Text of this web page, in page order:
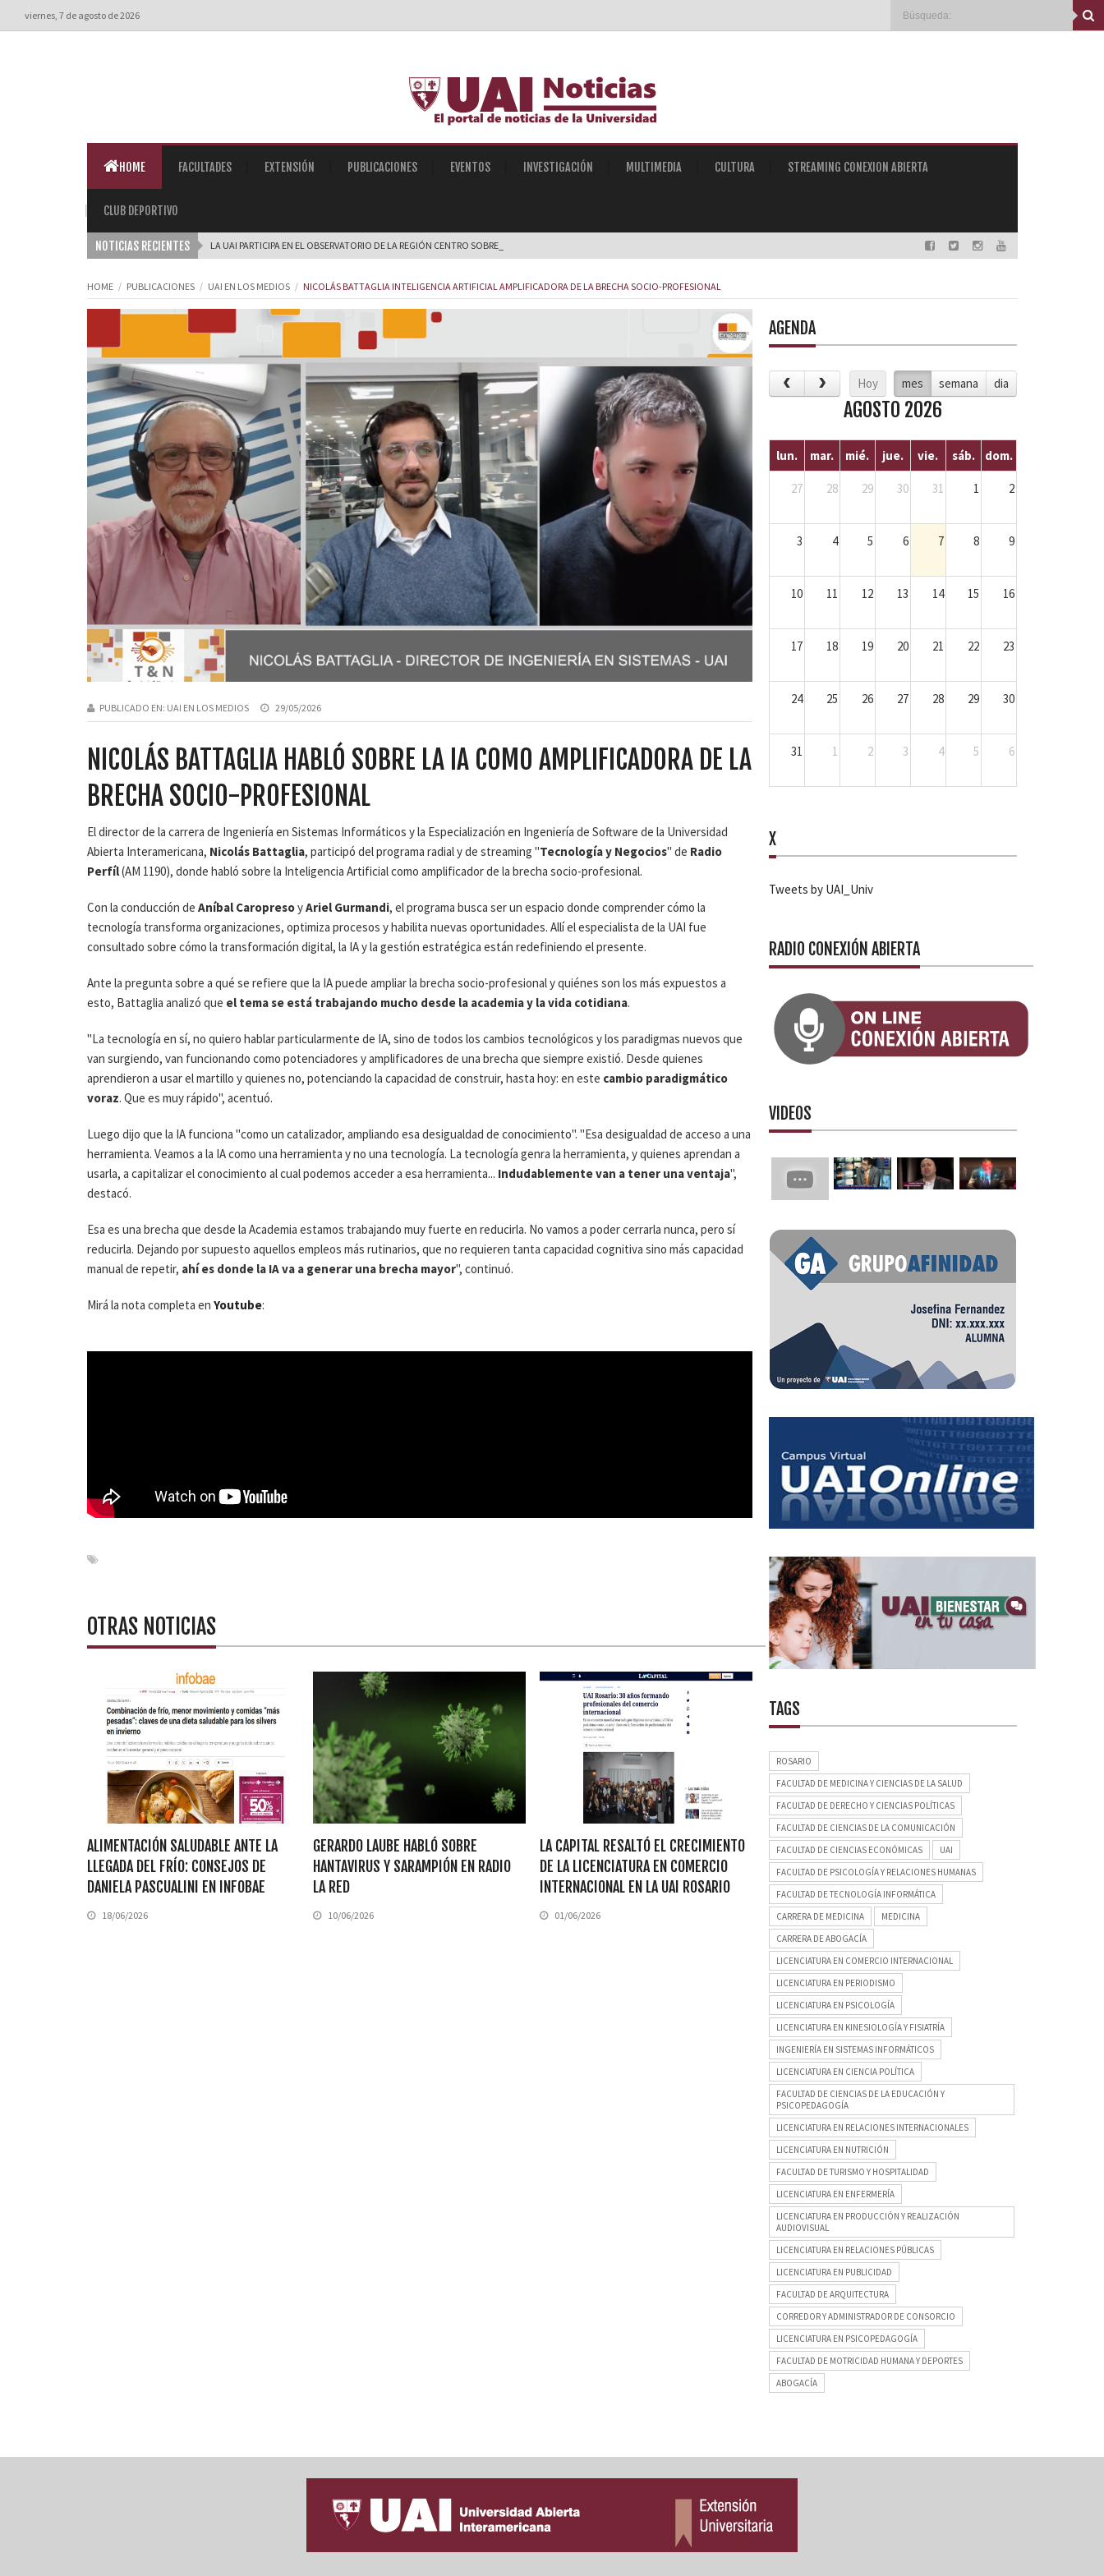
viernes, 7 de agosto de 2026
HOME FACULTADES EXTENSIÓN PUBLICACIONES EVENTOS INVESTIGACIÓN MULTIMEDIA CULTURA STREAMING CONEXION ABIERTA
CLUB DEPORTIVO
NOTICIAS RECIENTES LA UAI PARTICIPA EN EL OBSERVATORIO DE LA REGIÓN CENTRO SOBRE INTELIGENC |
HOME PUBLICACIONES UAI EN LOS MEDIOS NICOLÁS BATTAGLIA INTELIGENCIA ARTIFICIAL AMPLIFICADORA DE LA BRECHA SOCIO-PROFESIONAL
PUBLICADO EN: UAI EN LOS MEDIOS 29/05/2026
NICOLÁS BATTAGLIA HABLÓ SOBRE LA IA COMO AMPLIFICADORA DE LA
BRECHA SOCIO-PROFESIONAL
El director de la carrera de Ingeniería en Sistemas Informáticos y la Especialización en Ingeniería de Software de la Universidad
Abierta Interamericana, Nicolás Battaglia, participó del programa radial y de streaming "Tecnología y Negocios" de Radio
Perfíl(AM 1190), donde habló sobre la Inteligencia Artificial como amplificador de la brecha socio-profesional.
Con la conducción de Aníbal CaropresoyAriel Gurmandi, el programa busca ser un espacio donde comprender cómo la
tecnología transforma organizaciones, optimiza procesos y habilita nuevas oportunidades. Allí el especialista de la UAI fue
consultado sobre cómo la transformación digital, la IA y la gestión estratégica están redefiniendo el presente.
Ante la pregunta sobre a qué se refiere que la IA puede ampliar la brecha socio-profesional y quiénes son los más expuestos a
esto, Battaglia analizó que el tema se está trabajando mucho desde la academia y la vida cotidiana.
"La tecnología en sí, no quiero hablar particularmente de IA, sino de todos los cambios tecnológicos y los paradigmas nuevos que
van surgiendo, van funcionando como potenciadores y amplificadores de una brecha que siempre existió. Desde quienes
aprendieron a usar el martillo y quienes no, potenciando la capacidad de construir, hasta hoy: en este cambio paradigmático
voraz. Que es muy rápido", acentuó.
Luego dijo que la IA funciona "como un catalizador, ampliando esa desigualdad de conocimiento". "Esa desigualdad de acceso a una
herramienta. Veamos a la IA como una herramienta y no una tecnología. La tecnología genra la herramienta, y quienes aprendan a
usarla, a capitalizar el conocimiento al cual podemos acceder a esa herramienta... Indudablemente van a tener una ventaja",
destacó.
Esa es una brecha que desde la Academia estamos trabajando muy fuerte en reducirla. No vamos a poder cerrarla nunca, pero sí
reducirla. Dejando por supuesto aquellos empleos más rutinarios, que no requieren tanta capacidad cognitiva sino más capacidad
manual de repetir, ahí es donde la IA va a generar una brecha mayor", continuó.
Mirá la nota completa en Youtube:
OTRAS NOTICIAS
ALIMENTACIÓN SALUDABLE ANTE LA
LLEGADA DEL FRÍO: CONSEJOS DE
DANIELA PASCUALINI EN INFOBAE
18/06/2026
GERARDO LAUBE HABLÓ SOBRE
HANTAVIRUS Y SARAMPIÓN EN RADIO
LA RED
10/06/2026
LA CAPITAL RESALTÓ EL CRECIMIENTO
DE LA LICENCIATURA EN COMERCIO
INTERNACIONAL EN LA UAI ROSARIO
01/06/2026
AGENDA
Hoy mes semana dia
AGOSTO 2026
lun. mar. mié. jue. vie. sáb. dom.
27 28 29 30 31 1 2
3 4 5 6 7 8 9
10 11 12 13 14 15 16
17 18 19 20 21 22 23
24 25 26 27 28 29 30
31 1 2 3 4 5 6
X
Tweets by UAI_Univ
RADIO CONEXIÓN ABIERTA
VIDEOS
TAGS
ROSARIO
FACULTAD DE MEDICINA Y CIENCIAS DE LA SALUD
FACULTAD DE DERECHO Y CIENCIAS POLÍTICAS
FACULTAD DE CIENCIAS DE LA COMUNICACIÓN
FACULTAD DE CIENCIAS ECONÓMICAS
UAI
FACULTAD DE PSICOLOGÍA Y RELACIONES HUMANAS
FACULTAD DE TECNOLOGÍA INFORMÁTICA
CARRERA DE MEDICINA
MEDICINA
CARRERA DE ABOGACÍA
LICENCIATURA EN COMERCIO INTERNACIONAL
LICENCIATURA EN PERIODISMO
LICENCIATURA EN PSICOLOGÍA
LICENCIATURA EN KINESIOLOGÍA Y FISIATRÍA
INGENIERÍA EN SISTEMAS INFORMÁTICOS
LICENCIATURA EN CIENCIA POLÍTICA
FACULTAD DE CIENCIAS DE LA EDUCACIÓN Y
PSICOPEDAGOGÍA
LICENCIATURA EN RELACIONES INTERNACIONALES
LICENCIATURA EN NUTRICIÓN
FACULTAD DE TURISMO Y HOSPITALIDAD
LICENCIATURA EN ENFERMERÍA
LICENCIATURA EN PRODUCCIÓN Y REALIZACIÓN
AUDIOVISUAL
LICENCIATURA EN RELACIONES PÚBLICAS
LICENCIATURA EN PUBLICIDAD
FACULTAD DE ARQUITECTURA
CORREDOR Y ADMINISTRADOR DE CONSORCIO
LICENCIATURA EN PSICOPEDAGOGÍA
FACULTAD DE MOTRICIDAD HUMANA Y DEPORTES
ABOGACÍA